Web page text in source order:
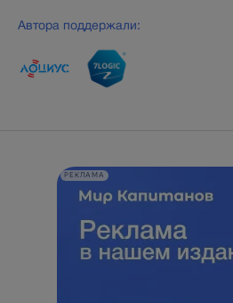
Автора поддержали:
РЕКЛАМА